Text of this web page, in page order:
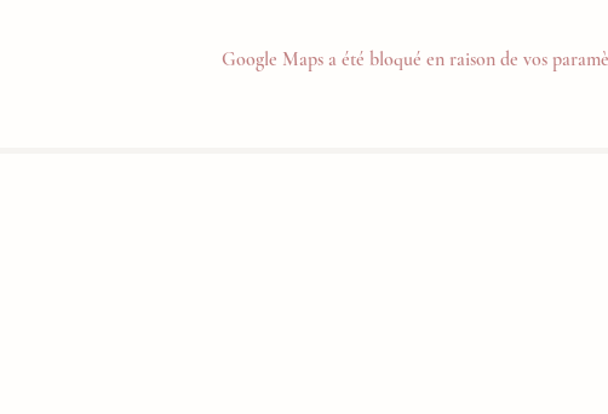
Google Maps a été bloqué en raison de vos